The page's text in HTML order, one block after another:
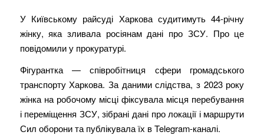
У Київському райсуді Харкова судитимуть 44-річну
жінку, яка зливала росіянам дані про ЗСУ. Про це
повідомили у прокуратурі.
Фігурантка — співробітниця сфери громадського
транспорту Харкова. За даними слідства, з 2023 року
жінка на робочому місці фіксувала місця перебування
і переміщення ЗСУ, зібрані дані про локації і маршрути
Сил оборони та публікувала їх в Telegram-каналі.